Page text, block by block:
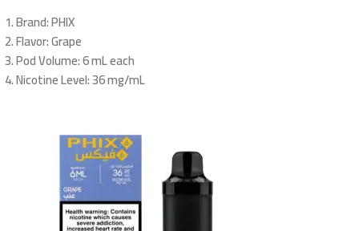
Brand: PHIX
Flavor: Grape
Pod Volume: 6 mL each
Nicotine Level: 36 mg/mL